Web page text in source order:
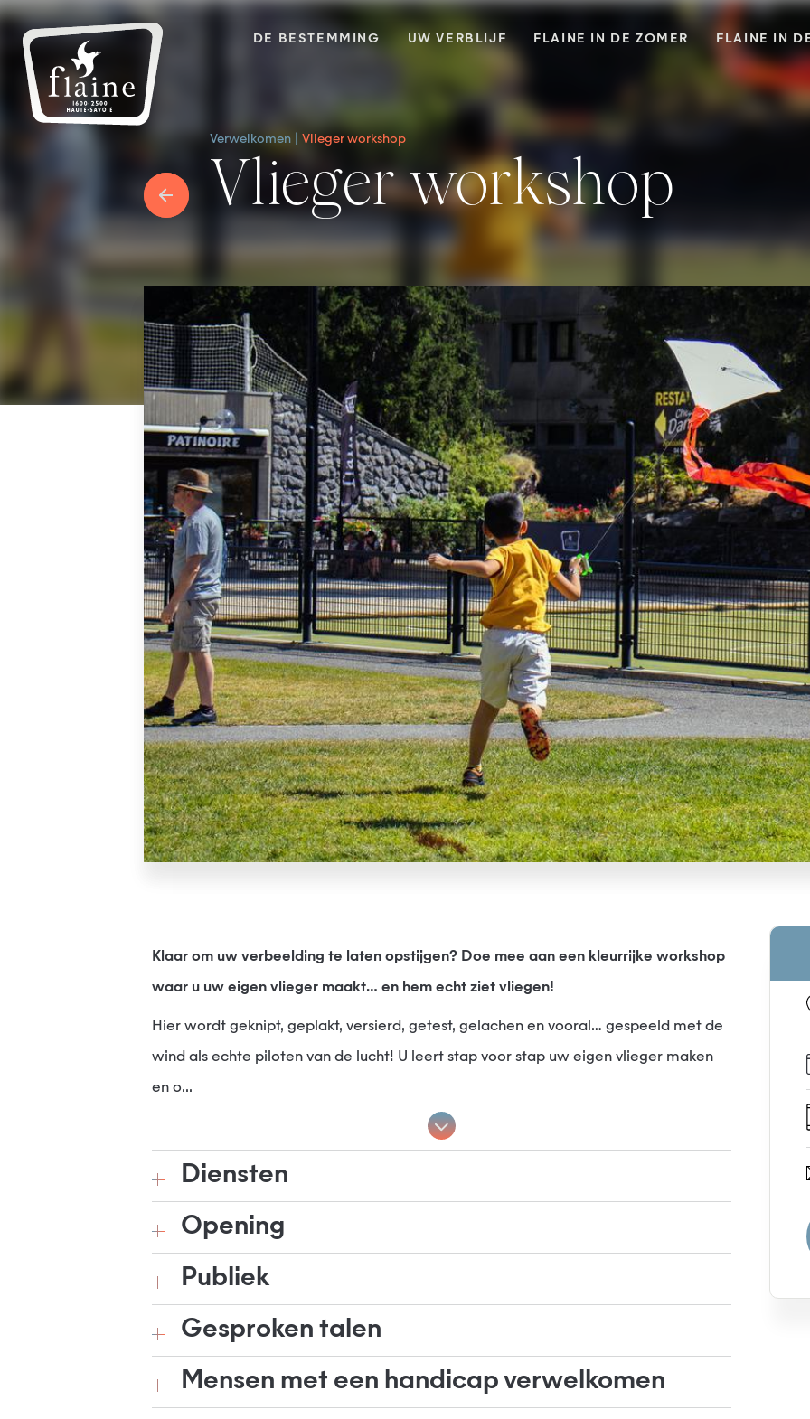
DE BESTEMMING UW VERBLIJF FLAINE IN DE ZOMER FLAINE IN
Verwelkomen Vlieger workshop
Vlieger workshop
Klaar om uw verbeelding te laten opstijgen? Doe mee aan een kleurrijke workshop
waar u uw eigen vlieger maakt… en hem echt ziet vliegen!
Hier wordt geknipt, geplakt, versierd, getest, gelachen en vooral… gespeeld met de
wind als echte piloten van de lucht! U leert stap voor stap uw eigen vlieger maken
en o...
Diensten
Opening
Publiek
Gesproken talen
Mensen met een handicap verwelkomen